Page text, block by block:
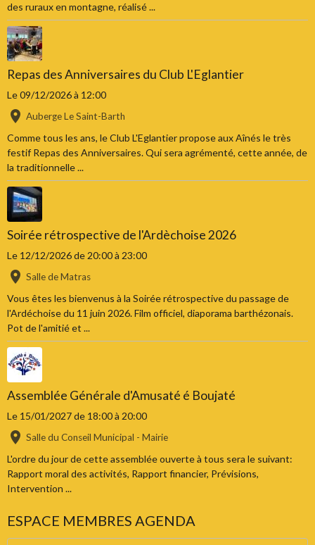
des ruraux en montagne, réalisé ...
Repas des Anniversaires du Club L'Eglantier
Le 09/12/2026à 12:00
Auberge Le Saint-Barth
Comme tous les ans, le Club L'Eglantier propose aux Aînés le très
festif Repas des Anniversaires. Qui sera agrémenté, cette année, de
la traditionnelle ...
Soirée rétrospective de l'Ardèchoise 2026
Le 12/12/2026de 20:00à 23:00
Salle de Matras
Vous êtes les bienvenus à la Soirée rétrospective du passage de
l'Ardéchoise du 11 juin 2026. Film officiel, diaporama barthézonais.
Pot de l'amitié et ...
Assemblée Générale d'Amusaté é Boujaté
Le 15/01/2027de 18:00à 20:00
Salle du Conseil Municipal - Mairie
L'ordre du jour de cette assemblée ouverte à tous sera le suivant:
Rapport moral des activités, Rapport financier, Prévisions,
Intervention ...
ESPACE MEMBRES AGENDA